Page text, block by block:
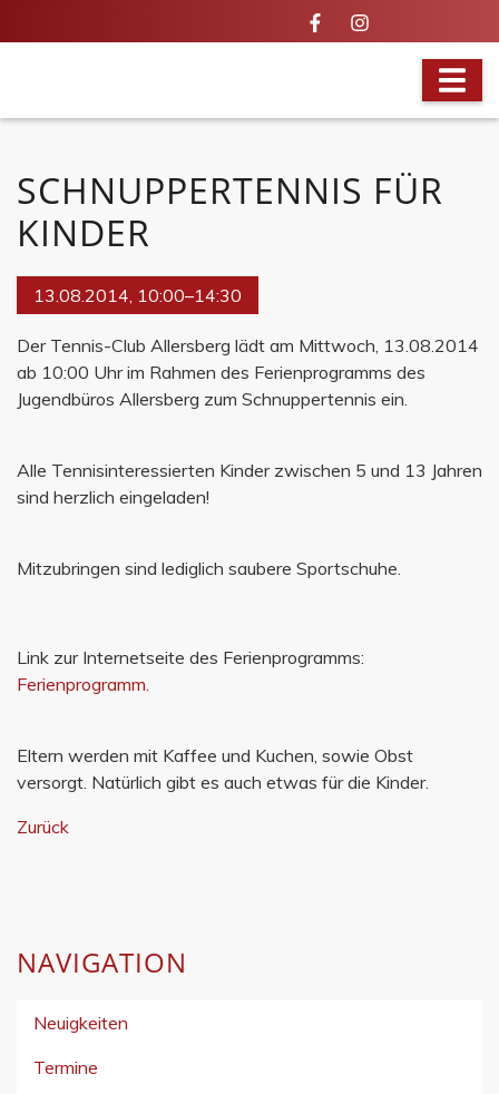
SCHNUPPERTENNIS FÜR
KINDER
13.08.2014, 10:00–14:30
Der Tennis-Club Allersberg lädt am Mittwoch, 13.08.2014
ab 10:00 Uhr im Rahmen des Ferienprogramms des
Jugendbüros Allersberg zum Schnuppertennis ein.
Alle Tennisinteressierten Kinder zwischen 5 und 13 Jahren
sind herzlich eingeladen!
Mitzubringen sind lediglich saubere Sportschuhe.
Link zur Internetseite des Ferienprogramms:
Ferienprogramm.
Eltern werden mit Kaffee und Kuchen, sowie Obst
versorgt. Natürlich gibt es auch etwas für die Kinder.
Zurück
NAVIGATION
Neuigkeiten
Termine